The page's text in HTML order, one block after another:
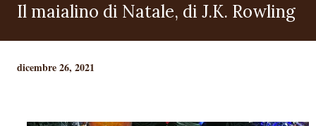
Il maialino di Natale, di J.K. Rowling
dicembre 26, 2021